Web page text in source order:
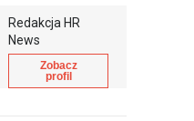
Redakcja HR
News
Zobacz
profil